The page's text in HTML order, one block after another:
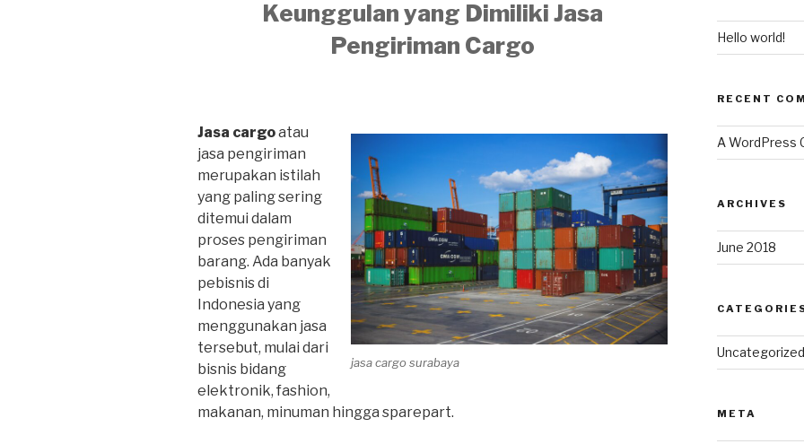
Keunggulan yang Dimiliki Jasa
Pengiriman Cargo
jasa cargo surabaya
Jasa cargoatau
jasa pengiriman
merupakan istilah
yang paling sering
ditemui dalam
proses pengiriman
barang. Ada banyak
pebisnis di
Indonesia yang
menggunakan jasa
tersebut, mulai dari
bisnis bidang
elektronik, fashion,
makanan, minuman hingga sparepart.
Hello world!
RECENT
A WordPress
ARCHIVES
June 2018
Uncategorized
META